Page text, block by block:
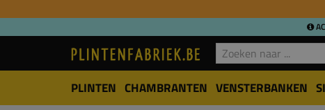
PLINTEN CHAMBRANTEN VENSTERBANKEN